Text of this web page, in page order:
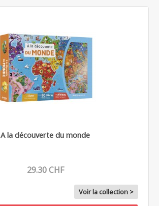
A la découverte du monde
29.30 CHF
Voir la collection >